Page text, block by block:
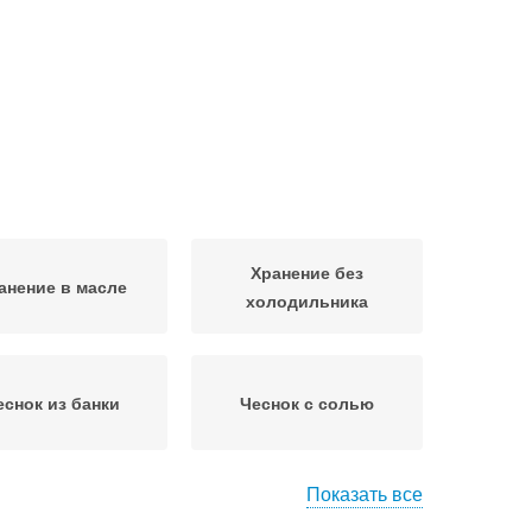
в масле
Хранение без
холодильника
из банки Чеснок с солью
Показать все